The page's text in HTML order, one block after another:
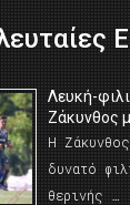
Λευκή-
Ζάκυνθος
Η
δυνατό
θερινής …